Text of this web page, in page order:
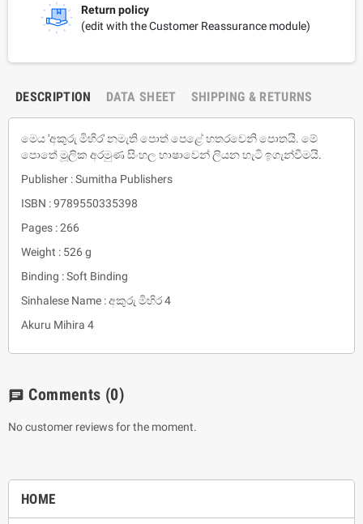
HOME
Return policy
(edit with the Customer Reassurance module)
DESCRIPTION DATA SHEET SHIPPING & RETURNS
මෙය 'අකුරු මිහිර' නමැති පොත් පෙළේ හතරවෙනි පොතයි. මේ
පොතේ මූලික අරමුණ සිංහල භාෂාවෙන් ලියන හැටි ඉගැන්වීමයි.
Publisher : Sumitha Publishers
ISBN : 9789550335398
Pages : 266
Weight : 526 g
Binding : Soft Binding
Sinhalese Name : අකුරු මිහිර 4
Akuru Mihira 4
chat Comments (0)
No customer reviews for the moment.